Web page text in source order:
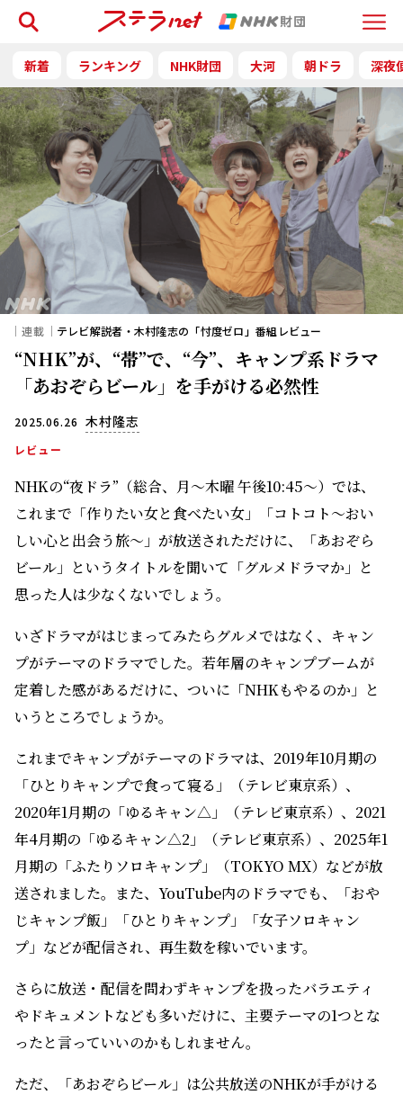
Menu
検索
新着 ランキング NHK財団 大河 朝ドラ 深夜
｜連載｜ テレビ解説者・木村隆志の「忖度ゼロ」番組レビュー
“NHK”が、“帯”で、“今”、キャンプ系ドラマ
「あおぞらビール」を手がける必然性
2025.06.26 木村隆志
レビュー
NHKの“夜ドラ”（総合、月～木曜 午後10:45～）では、
これまで「作りたい女と食べたい女」「コトコト～おい
しい心と出会う旅～」が放送されただけに、「あおぞら
ビール」というタイトルを聞いて「グルメドラマか」と
思った人は少なくないでしょう。
いざドラマがはじまってみたらグルメではなく、キャン
プがテーマのドラマでした。若年層のキャンプブームが
定着した感があるだけに、ついに「NHKもやるのか」と
いうところでしょうか。
これまでキャンプがテーマのドラマは、2019年10月期の
「ひとりキャンプで食って寝る」（テレビ東京系）、
2020年1月期の「ゆるキャン△」（テレビ東京系）、2021
年4月期の「ゆるキャン△2」（テレビ東京系）、2025年1
月期の「ふたりソロキャンプ」（TOKYO MX）などが放
送されました。また、YouTube内のドラマでも、「おや
じキャンプ飯」「ひとりキャンプ」「女子ソロキャン
プ」などが配信され、再生数を稼いでいます。
さらに放送・配信を問わずキャンプを扱ったバラエティ
やドキュメントなども多いだけに、主要テーマの1つとな
ったと言っていいのかもしれません。
ただ、「あおぞらビール」は公共放送のNHKが手がける